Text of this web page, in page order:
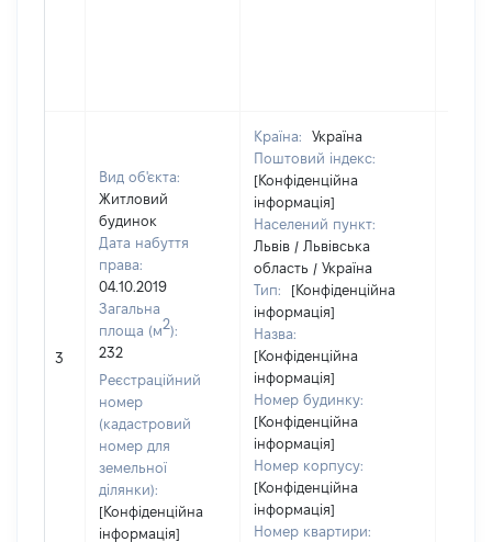
3
Вид об'єкта:
Житловий
будинок
Дата набуття
права:
04.10.2019
Загальна
площа (м2):
232
Реєстраційний
номер
(кадастровий
номер для
земельної
ділянки):
[Конфіденційна
інформація]
Країна:
Україна
Поштовий індекс:
[Конфіденційна
інформація]
Населений пункт:
Львів / Львівська
область / Україна
Тип:
[Конфіденційна
інформація]
Назва:
[Конфіденційна
інформація]
Номер будинку:
[Конфіденційна
інформація]
Номер корпусу:
[Конфіденційна
інформація]
Номер квартири: